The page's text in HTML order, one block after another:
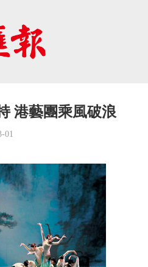
港藝團乘風破浪
01